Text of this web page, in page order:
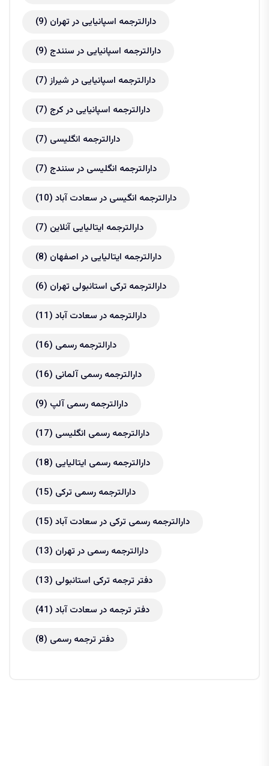
دارالترجمه اسپانیایی در تهران (9)
دارالترجمه اسپانیایی در سنندج (9)
دارالترجمه اسپانیایی در شیراز(7)
دارالترجمه اسپانیایی در کرج (7)
دارالترجمه انگلیسی (7)
دارالترجمه انگلیسی در سنندج (7)
دارالترجمه انگیسی در سعادت آباد (10)
دارالترجمه ایتالیایی آنلاین (7)
دارالترجمه ایتالیایی در اصفهان (8)
دارالترجمه ترکی استانبولی تهران (6)
دارالترجمه در سعادت آباد (11)
دارالترجمه رسمی (16)
دارالترجمه رسمی آلمانی (16)
دارالترجمه رسمی آلپ (9)
دارالترجمه رسمی انگلیسی (17)
دارالترجمه رسمی ایتالیایی (18)
دارالترجمه رسمی ترکی (15)
دارالترجمه رسمی ترکی در سعادت آباد (15)
دارالترجمه رسمی در تهران (13)
دفتر ترجمه ترکی استانبولی (13)
دفتر ترجمه در سعادت آباد (41)
دفتر ترجمه رسمی (8)